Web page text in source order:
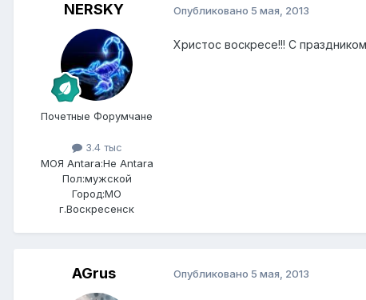
NERSKY
Почетные Форумчане
3.4 тыс
МОЯ Antara:Не Antara
Пол:мужской
Город:МО
г.Воскресенск
Опубликовано 5 мая, 2013
Христос воскресе!!! С
AGrus Опубликовано 5 мая, 2013